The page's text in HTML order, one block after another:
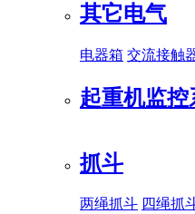
其它电气
电器箱 交流接触
起重机监控
抓斗
两绳抓斗 四绳抓